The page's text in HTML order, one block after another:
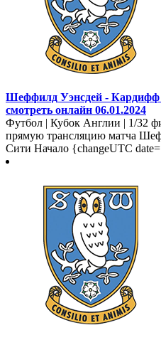
Шеффилд Уэнсдей - Кардифф
смотреть онлайн 06.01.2024
Футбол | Кубок Англии | 1/32
прямую трансляцию матча
Сити Начало {changeUTC